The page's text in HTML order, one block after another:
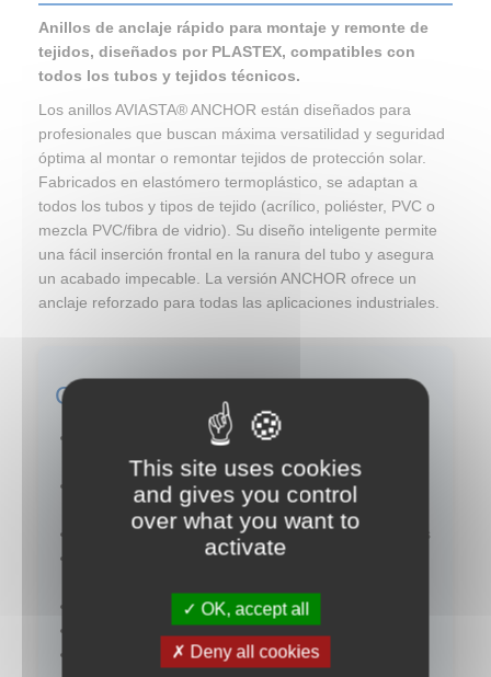
Anillos de anclaje rápido para montaje y remonte de
tejidos, diseñados por PLASTEX, compatibles con
todos los tubos y tejidos técnicos.
Los anillos AVIASTA® ANCHOR están diseñados para
profesionales que buscan máxima versatilidad y seguridad
óptima al montar o remontar tejidos de protección solar.
Fabricados en elastómero termoplástico, se adaptan a
todos los tubos y tipos de tejido (acrílico, poliéster, PVC o
mezcla PVC/fibra de vidrio). Su diseño inteligente permite
una fácil inserción frontal en la ranura del tubo y asegura
un acabado impecable. La versión ANCHOR ofrece un
anclaje reforzado para todas las aplicaciones industriales.
CARACTERÍSTICAS TÉCNICAS
Total compatibilidad con todos los marcos de
protección solar
Adecuado para todo tipo de tejidos: acrílico,
poliéster, PVC, mezcla PVC/fibra de vidrio
Anclaje reforzado y resistente a altas temperaturas
Compatible con impulso, radiofrecuencia, aire
Versión ANCHOR para máxima versatilidad
Disponible en stock en muchos colores
Probado y certificado por laboratorios
This site uses cookies
and gives you control
over what you want to
activate
OK, accept all
Deny all cookies